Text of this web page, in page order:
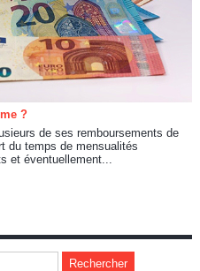
?
de ses remboursements de
du temps de mensualités
et éventuellement...